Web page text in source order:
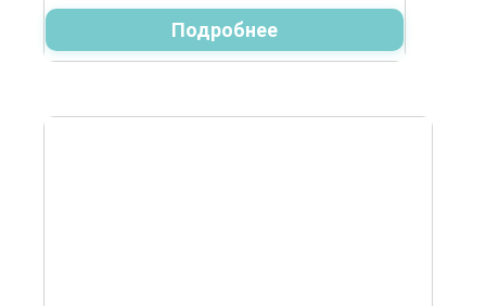
Подробнее